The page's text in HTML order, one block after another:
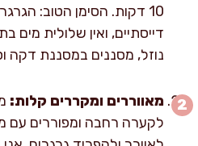
10 דקות. הסימן הטוב:
דייסתיים, ואין שלולית
נוזל, מסננים במסננת דקה
מאווררים ומקררים קלות: